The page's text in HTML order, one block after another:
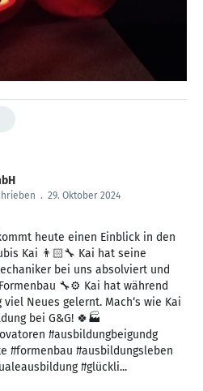
. 29. Oktober 2024
heute einen Einblick in den
Kai 👨🏻‍🔧 Kai hat seine
bei uns absolviert und
🔧⚙ Kai hat während
Neues gelernt. Mach‘s wie Kai
bei G&G! 🍀🏭
#ausbildungbeigundg
#formenbau #ausbildungsleben
#glückli...